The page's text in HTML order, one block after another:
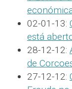
02-01-13:
está
28-12-12:
de
27-12-12: